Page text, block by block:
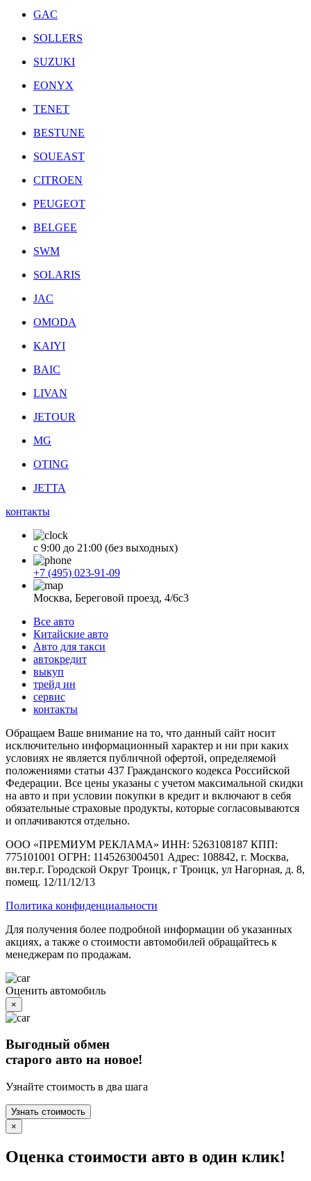
GAC
SOLLERS
SUZUKI
EONYX
TENET
BESTUNE
SOUEAST
CITROEN
PEUGEOT
BELGEE
SWM
SOLARIS
JAC
OMODA
KAIYI
BAIC
LIVAN
JETOUR
MG
OTING
JETTA
контакты
с 9:00 до 21:00 (без выходных)
+7 (495) 023-91-09
Москва, Береговой проезд, 4/6с3
Все авто
Китайские авто
Авто для такси
автокредит
выкуп
трейд ин
сервис
контакты
Обращаем Ваше внимание на то, что данный сайт носит
исключительно информационный характер и ни при каких
условиях не является публичной офертой, определяемой
положениями статьи 437 Гражданского кодекса Российской
Федерации. Все цены указаны с учетом максимальной скидки
на авто и при условии покупки в кредит и включают в себя
обязательные страховые продукты, которые согласовываются
и оплачиваются отдельно.
ООО «ПРЕМИУМ РЕКЛАМА» ИНН: 5263108187 КПП:
775101001 ОГРН: 1145263004501 Адрес: 108842, г. Москва,
вн.тер.г. Городской Округ Троицк, г Троицк, ул Нагорная, д. 8,
помещ. 12/11/12/13
Политика конфиденциальности
Для получения более подробной информации об указанных
акциях, а также о стоимости автомобилей обращайтесь к
менеджерам по продажам.
Оценить автомобиль
×
Выгодный обмен
старого авто на новое!
Узнайте стоимость в два шага
Узнать стоимость
×
Оценка стоимости авто в один клик!